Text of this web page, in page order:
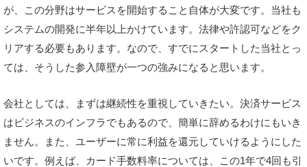
が、この分野はサービスを開始すること自体が大変です。当社も
システムの開発に半年以上かけています。法律や許認可などをク
リアする必要もあります。なので、すでにスタートした当社とっ
ては、そうした参入障壁が一つの強みになると思います。
会社としては、まずは継続性を重視していきたい。決済サービス
はビジネスのインフラでもあるので、簡単に辞めるわけにもいき
ません。また、ユーザーに常に利益を還元していけるようにした
いです。例えば、カード手数料率については、この1年で4回も引